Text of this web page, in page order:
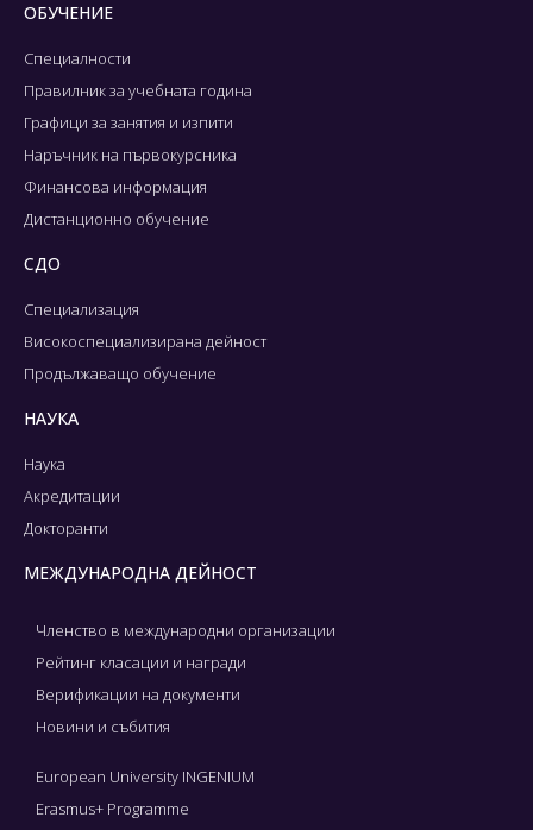
ОБУЧЕНИЕ
Специалности
Правилник за учебната година
Графици за занятия и изпити
Наръчник на първокурсника
Финансова информация
Дистанционно обучение
СДО
Специализация
Високоспециализирана дейност
Продължаващо обучение
НАУКА
Наука
Акредитации
Докторанти
МЕЖДУНАРОДНА ДЕЙНОСТ
Членство в международни организации
Рейтинг класации и награди
Верификации на документи
Новини и събития
European University INGENIUM
Erasmus+ Programme